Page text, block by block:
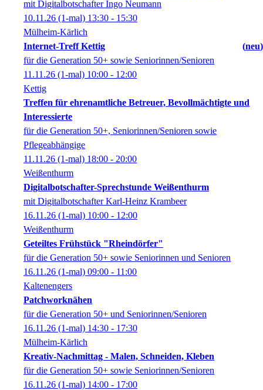
mit Digitalbotschafter Ingo Neumann
10.11.26 (1-mal) 13:30 - 15:30
Mülheim-Kärlich
Internet-Treff Kettig
neu
für die Generation 50+ sowie Seniorinnen/Senioren
11.11.26 (1-mal) 10:00 - 12:00
Kettig
Treffen für ehrenamtliche Betreuer, Bevollmächtigte und
Interessierte
für die Generation 50+, Seniorinnen/Senioren sowie
Pflegeabhängige
11.11.26 (1-mal) 18:00 - 20:00
Weißenthurm
Digitalbotschafter-Sprechstunde Weißenthurm
mit Digitalbotschafter Karl-Heinz Krambeer
16.11.26 (1-mal) 10:00 - 12:00
Weißenthurm
Geteiltes Frühstück "Rheindörfer"
für die Generation 50+ sowie Seniorinnen und Senioren
16.11.26 (1-mal) 09:00 - 11:00
Kaltenengers
Patchworknähen
für die Generation 50+ und Seniorinnen/Senioren
16.11.26 (1-mal) 14:30 - 17:30
Mülheim-Kärlich
Kreativ-Nachmittag - Malen, Schneiden, Kleben
für die Generation 50+ sowie Seniorinnen/Senioren
16.11.26 (1-mal) 14:00 - 17:00